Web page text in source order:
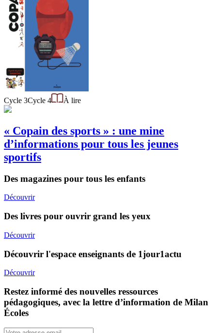
Cycle 3Cycle 4 À lire
« Copain des sports » : une mine
d’informations pour tous les jeunes
sportifs
Des magazines pour tous les enfants
Découvrir
Des livres pour ouvrir grand les yeux
Découvrir
Découvrir l'espace enseignants de 1jour1actu
Découvrir
Restez informé des nouvelles ressources
pédagogiques, avec la lettre d’information de Milan
Écoles